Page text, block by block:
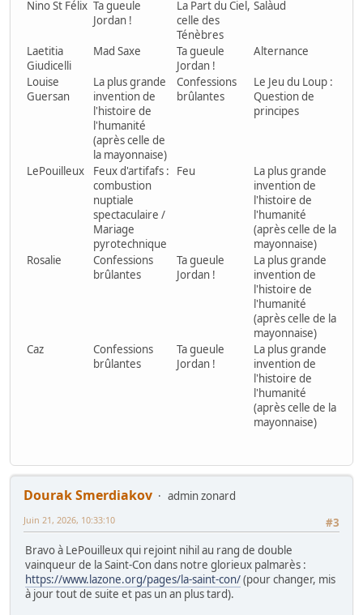
Nino St Félix Ta gueule
Jordan !
La Part du Ciel,
celle des
Ténèbres
Salàud
Laetitia
Giudicelli
Mad Saxe
Ta gueule
Jordan !
Alternance
Louise
Guersan
La plus grande
invention de
l'histoire de
l'humanité
(après celle de
la mayonnaise)
Confessions
brûlantes
Le Jeu du Loup :
Question de
principes
LePouilleux
Feux d'artifafs :
combustion
nuptiale
spectaculaire /
Mariage
pyrotechnique
Feu
La plus grande
invention de
l'histoire de
l'humanité
(après celle de la
mayonnaise)
Rosalie
Confessions
brûlantes
Ta gueule
Jordan !
La plus grande
invention de
l'histoire de
l'humanité
(après celle de la
mayonnaise)
Caz
Confessions
brûlantes
Ta gueule
Jordan !
La plus grande
invention de
l'histoire de
l'humanité
(après celle de la
mayonnaise)
Dourak Smerdiakov
admin zonard
#3
Juin 21, 2026, 10:33:10
Bravo à LePouilleux qui rejoint nihil au rang de double
vainqueur de la Saint-Con dans notre glorieux palmarès :
https://www.lazone.org/pages/la-saint-con/(pour changer, mis
à jour tout de suite et pas un an plus tard).